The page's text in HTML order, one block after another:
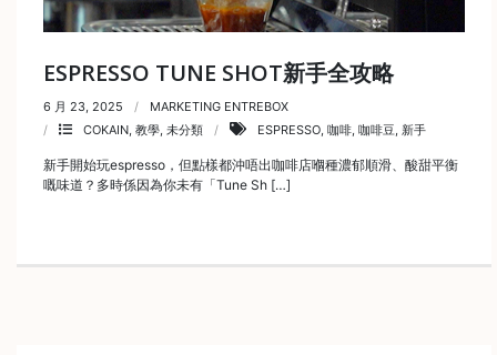
ESPRESSO TUNE SHOT新手全攻略
6 月 23, 2025
MARKETING ENTREBOX
COKAIN, 教學, 未分類 ESPRESSO, 咖啡, 咖啡豆, 新手
新手開始玩espresso，但點樣都沖唔出咖啡店嗰種濃郁順滑、酸甜平衡
嘅味道？多時係因為你未有「Tune Sh […]